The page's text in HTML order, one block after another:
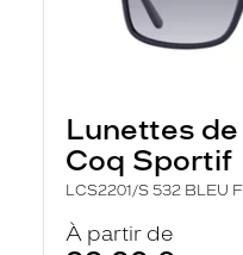
Lunettes
Coq Sportif
LCS2201/S 532 BLEU
À partir de